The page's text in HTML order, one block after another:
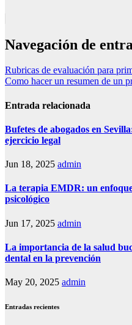
Navegación de
Rubricas de evaluación para
Como hacer un resumen de un
Entrada relacionada
Bufetes de abogados en
ejercicio legal
Jun 18, 2025 admin
La terapia EMDR: un
psicológico
Jun 17, 2025 admin
La importancia de la salud
dental en la prevención
May 20, 2025 admin
Entradas recientes